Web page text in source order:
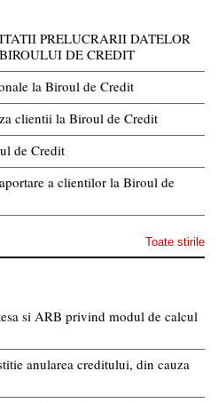
PRELUCRARII DATELOR
DE CREDIT
la Biroul de Credit
clientii la Biroul de Credit
de Credit
a clientilor la Biroul de
Toate stirile
si ARB privind modul de calcul
anularea creditului, din cauza